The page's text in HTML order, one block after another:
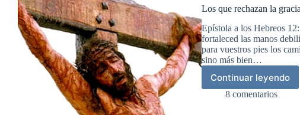
Los que rechazan la
Epístola a los Hebreos
fortaleced las manos
para vuestros pies los
sino más bien…
Continuar leyendo
Los
que
8 comentarios